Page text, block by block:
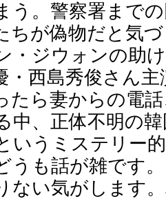
う。警察署まで
ちが偽物だと気
・ジウォンの助
西島秀俊さん
たら妻からの電
中、正体不明の
いうミステリー
うも話が雑です
ない気がします